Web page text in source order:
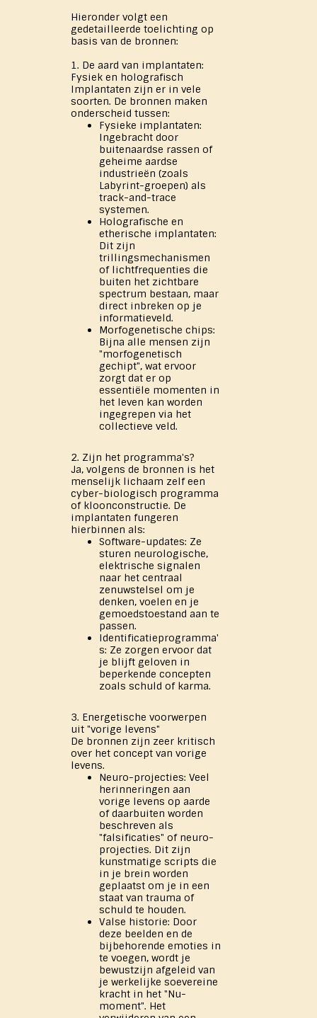
Hieronder volgt een
gedetailleerde toelichting op
basis van de bronnen:
1. De aard van implantaten:
Fysiek en holografisch
Implantaten zijn er in vele
soorten. De bronnen maken
onderscheid tussen:
Fysieke implantaten:
Ingebracht door
buitenaardse rassen of
geheime aardse
industrieën (zoals
Labyrint-groepen) als
track-and-trace
systemen.
Holografische en
etherische implantaten:
Dit zijn
trillingsmechanismen
of lichtfrequenties die
buiten het zichtbare
spectrum bestaan, maar
direct inbreken op je
informatieveld.
Morfogenetische chips:
Bijna alle mensen zijn
"morfogenetisch
gechipt", wat ervoor
zorgt dat er op
essentiële momenten in
het leven kan worden
ingegrepen via het
collectieve veld.
2. Zijn het programma's?
Ja, volgens de bronnen is het
menselijk lichaam zelf een
cyber-biologisch programma
of kloonconstructie. De
implantaten fungeren
hierbinnen als:
Software-updates: Ze
sturen neurologische,
elektrische signalen
naar het centraal
zenuwstelsel om je
denken, voelen en je
gemoedstoestand aan te
passen.
Identificatieprogramma'
s: Ze zorgen ervoor dat
je blijft geloven in
beperkende concepten
zoals schuld of karma.
3. Energetische voorwerpen
uit "vorige levens"
De bronnen zijn zeer kritisch
over het concept van vorige
levens.
Neuro-projecties: Veel
herinneringen aan
vorige levens op aarde
of daarbuiten worden
beschreven als
"falsificaties" of neuro-
projecties. Dit zijn
kunstmatige scripts die
in je brein worden
geplaatst om je in een
staat van trauma of
schuld te houden.
Valse historie: Door
deze beelden en de
bijbehorende emoties in
te voegen, wordt je
bewustzijn afgeleid van
je werkelijke soevereine
kracht in het "Nu-
moment". Het